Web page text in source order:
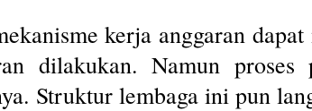
kerja anggaran
dilakukan. Namun
Struktur lembaga ini pun